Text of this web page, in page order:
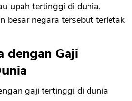
upah tertinggi di dunia.
besar negara tersebut terletak
dengan Gaji
gaji tertinggi di dunia